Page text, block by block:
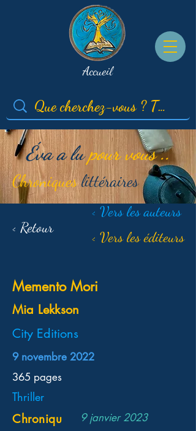
Accueil
Éva a lupour vous ..
Chroniqueslittéraires
< Retour
< Vers les auteurs
< Vers les éditeurs
Memento Mori
Mia Lekkson
City Editions
9 novembre 2022
365 pages
Thriller
Chroniqu
9 janvier 2023